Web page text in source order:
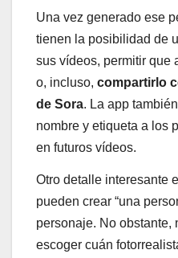
Una vez generado ese
tienen la posibilidad de
sus vídeos, permitir que
o, incluso, compartirlo
de Sora. La app también
nombre y etiqueta a los
en futuros vídeos.
Otro detalle interesante
pueden crear “una
personaje. No obstante,
escoger cuán